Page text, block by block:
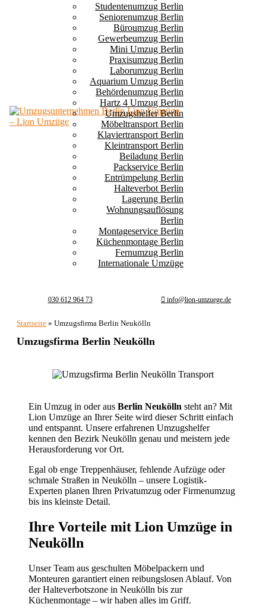
Studentenumzug Berlin
Seniorenumzug Berlin
Büroumzug Berlin
Gewerbeumzug Berlin
Mini Umzug Berlin
Praxisumzug Berlin
Laborumzug Berlin
Aquarium Umzug Berlin
Behördenumzug Berlin
Hartz 4 Umzug Berlin
Umzugshelfer Berlin
Möbeltransport Berlin
Klaviertransport Berlin
Kleintransport Berlin
Beiladung Berlin
Packservice Berlin
Entrümpelung Berlin
Halteverbot Berlin
Lagerung Berlin
Wohnungsauflösung
Berlin
Montageservice Berlin
Küchenmontage Berlin
Fernumzug Berlin
Internationale Umzüge
030 612 964 73 info@lion-umzuege.de
Startseite » Umzugsfirma Berlin Neukölln
Umzugsfirma Berlin Neukölln
Ein Umzug in oder aus Berlin Neukölln steht an? Mit
Lion Umzüge an Ihrer Seite wird dieser Schritt einfach
und entspannt. Unsere erfahrenen Umzugshelfer
kennen den Bezirk Neukölln genau und meistern jede
Herausforderung vor Ort.
Egal ob enge Treppenhäuser, fehlende Aufzüge oder
schmale Straßen in Neukölln – unsere Logistik-
Experten planen Ihren Privatumzug oder Firmenumzug
bis ins kleinste Detail.
Ihre Vorteile mit Lion Umzüge in
Neukölln
Unser Team aus geschulten Möbelpackern und
Monteuren garantiert einen reibungslosen Ablauf. Von
der Halteverbotszone in Neukölln bis zur
Küchenmontage – wir haben alles im Griff.